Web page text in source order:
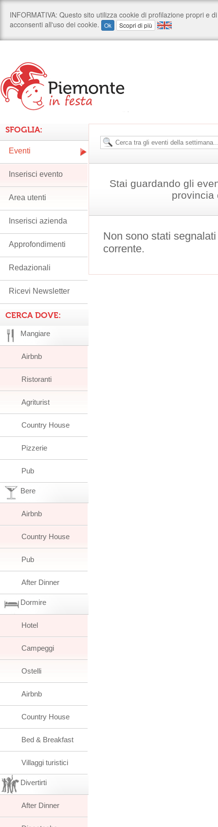
Stai guardando gli
provincia
Non sono stati
corrente.
SFOGLIA:
Eventi
Inserisci evento
Area utenti
Inserisci azienda
Approfondimenti
Redazionali
Ricevi Newsletter
CERCA DOVE:
Mangiare
Airbnb
Ristoranti
Agriturist
Country House
Pizzerie
Pub
Bere
Airbnb
Country House
Pub
After Dinner
Dormire
Hotel
Campeggi
Ostelli
Airbnb
Country House
Bed & Breakfast
Villaggi turistici
Divertirti
After Dinner